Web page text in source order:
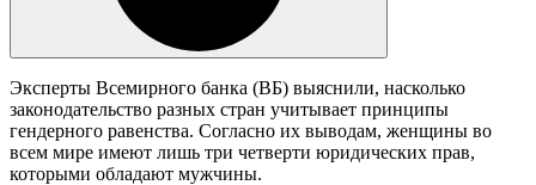
Эксперты Всемирного банка (ВБ) выяснили, насколько
законодательство разных стран учитывает принципы
гендерного равенства. Согласно их выводам, женщины во
всем мире имеют лишь три четверти юридических прав,
которыми обладают мужчины.